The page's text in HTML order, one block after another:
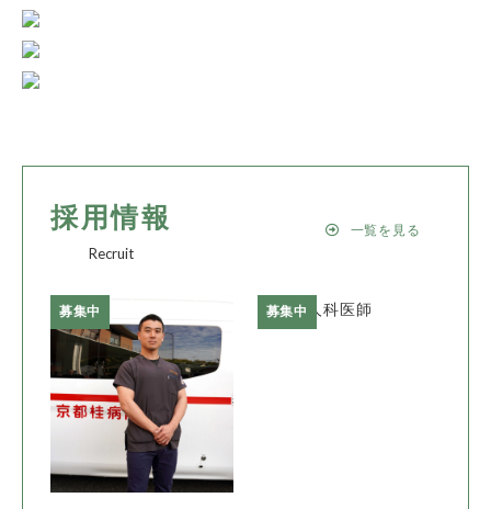
採用情報
Recruit
一覧を見る
募集中 募集中